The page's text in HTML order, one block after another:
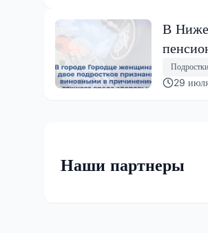
В
Подростки
29
Наши партнеры